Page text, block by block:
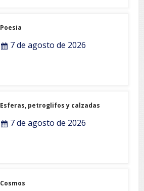
Poesia
7 de agosto de 2026
Esferas, petroglifos y calzadas
7 de agosto de 2026
Cosmos